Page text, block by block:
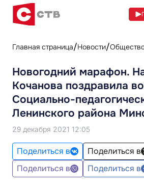
Главная страница Новости
Новогодний марафон.
Кочанова поздравила
Социально-
Ленинского района
29 декабря 2021 12:05
Поделиться в
Поделиться в
Поделиться в
Поделиться в